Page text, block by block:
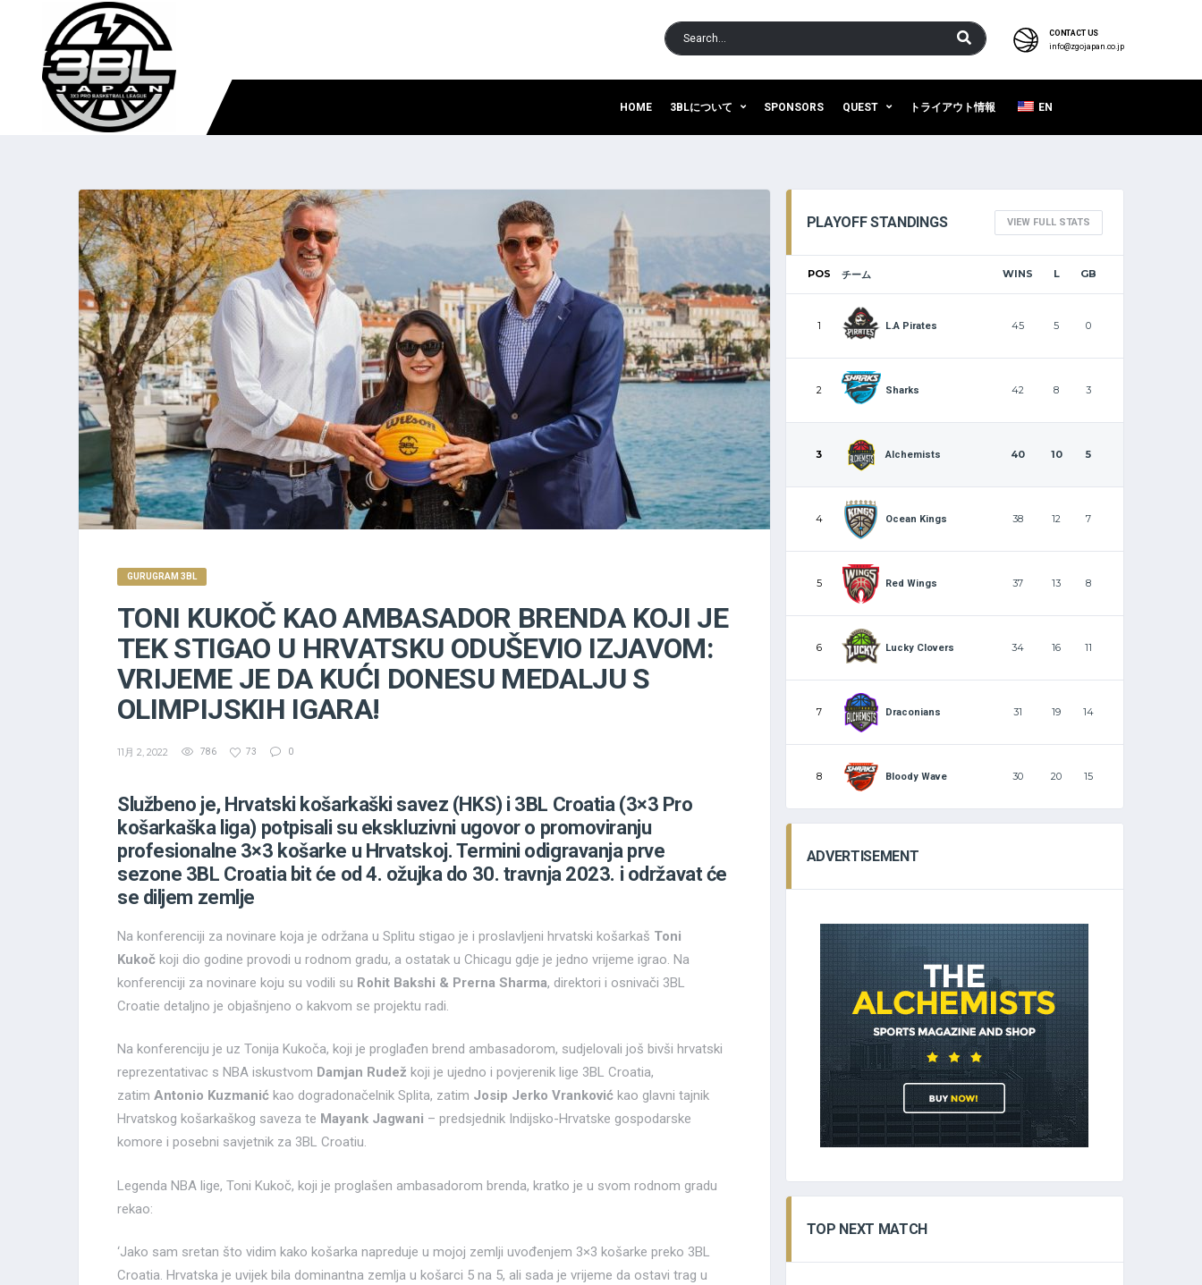
CONTACT US
info@zgojapan.co.jp
HOME 3BLについて SPONSORS QUEST トライアウト情報 EN
GURUGRAM 3BL
TONI KUKOČ KAO AMBASADOR BRENDA KOJI JE
TEK STIGAO U HRVATSKU ODUŠEVIO IZJAVOM:
VRIJEME JE DA KUĆI DONESU MEDALJU S
OLIMPIJSKIH IGARA!
11月 2, 2022 786 73 0
Službeno je, Hrvatski košarkaški savez (HKS) i 3BL Croatia (3×3 Pro
košarkaška liga) potpisali su ekskluzivni ugovor o promoviranju
profesionalne 3×3 košarke u Hrvatskoj. Termini odigravanja prve
sezone 3BL Croatia bit će od 4. ožujka do 30. travnja 2023. i održavat će
se diljem zemlje
Na konferenciji za novinare koja je održana u Splitu stigao je i proslavljeni hrvatski košarkaš Toni
Kukoč koji dio godine provodi u rodnom gradu, a ostatak u Chicagu gdje je jedno vrijeme igrao. Na
konferenciji za novinare koju su vodili su Rohit Bakshi & Prerna Sharma, direktori i osnivači 3BL
Croatie detaljno je objašnjeno o kakvom se projektu radi.
Na konferenciju je uz Tonija Kukoča, koji je proglađen brend ambasadorom, sudjelovali još bivši hrvatski
reprezentativac s NBA iskustvom Damjan Rudež koji je ujedno i povjerenik lige 3BL Croatia,
zatim Antonio Kuzmanić kao dogradonačelnik Splita, zatim Josip Jerko Vranković kao glavni tajnik
Hrvatskog košarkaškog saveza te Mayank Jagwani – predsjednik Indijsko-Hrvatske gospodarske
komore i posebni savjetnik za 3BL Croatiu.
Legenda NBA lige, Toni Kukoč, koji je proglašen ambasadorom brenda, kratko je u svom rodnom gradu
rekao:
‘Jako sam sretan što vidim kako košarka napreduje u mojoj zemlji uvođenjem 3×3 košarke preko 3BL
Croatia. Hrvatska je uvijek bila dominantna zemlja u košarci 5 na 5, ali sada je vrijeme da ostavi trag u
PLAYOFF STANDINGS VIEW FULL STATS
POS チーム WINS L GB
1 L.A Pirates 45 5 0
2 Sharks 42 8 3
3 Alchemists 40 10 5
4 Ocean Kings 38 12 7
5 Red Wings 37 13 8
6 Lucky Clovers 34 16 11
7 Draconians 31 19 14
8 Bloody Wave 30 20 15
ADVERTISEMENT
TOP NEXT MATCH